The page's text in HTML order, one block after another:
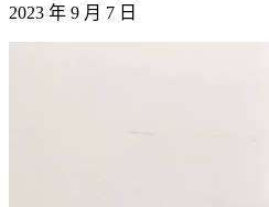
2023 年 9 月 7 日